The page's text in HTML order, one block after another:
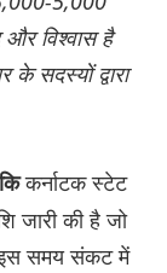
और विश्वास है
के सदस्यों द्वारा
कर्नाटक स्टेट
जारी की है जो
समय संकट में